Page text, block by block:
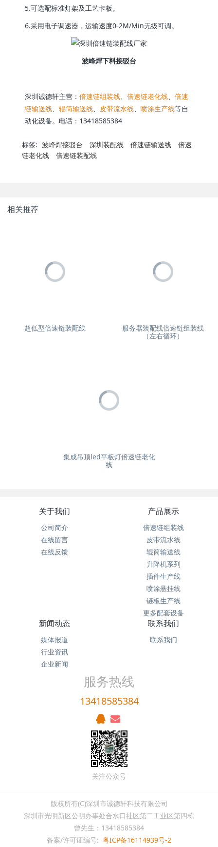
5.可选配标准灯架及工艺卡板。
6.采用电子调速器，运输速度0-2M/Min无级可调。
波峰焊下料接驳台
深圳诚德轩主营： 倍速链组装线、 倍速链老化线、 倍速
链输送线、 辊筒输送线、 皮带流水线、 喷涂生产线等自
动化设备。电话：13418585384
标签: 波峰焊接驳台 深圳装配线 倍速链输送线
倍速
链老化线
倍速链装配线
相关推荐
超低型倍速链装配线
服务器装配线倍速链组装线
（左右循环）
集成吊顶led平板灯倍速链老化
线
关于我们
公司简介
在线留言
在线反馈
产品展示
倍速链组装线
皮带流水线
辊筒输送线
升降机系列
插件生产线
喷涂悬挂线
链板生产线
更多配套设备
新闻动态
媒体报道
行业资讯
企业新闻
联系我们
联系我们
服务热线
13418585384
关注公众号
版权所有(C)深圳市诚德轩科技有限公司
深圳市光明新区公明办事处合水口社区第二工业区第四栋
曾先生：13418585384
备案/许可证编号: 粤ICP备16114939号-2